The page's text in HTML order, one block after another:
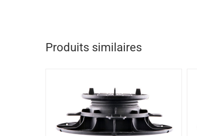
Produits similaires